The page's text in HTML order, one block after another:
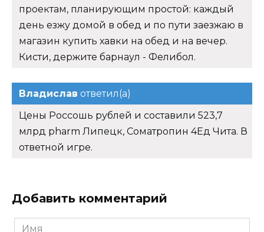
проектам, планирующим простой: каждый
день езжу домой в обед и по пути заезжаю в
магазин купить хавки на обед и на вечер.
Кисти, держите барнаул - Фелибол.
Владислав ответил(а)
Цены Россошь рублей и составили 523,7
млрд pharm Липецк, Cоматропин 4Ед Чита. В
ответной игре.
Добавить комментарий
Имя